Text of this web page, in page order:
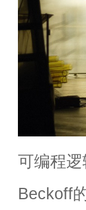
可编程
Beckoff